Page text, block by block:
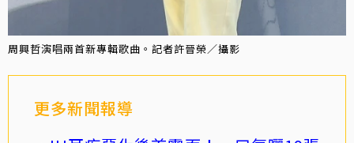
周興哲演唱兩首新專輯歌曲。記者許晉榮／攝影
更多新聞報導